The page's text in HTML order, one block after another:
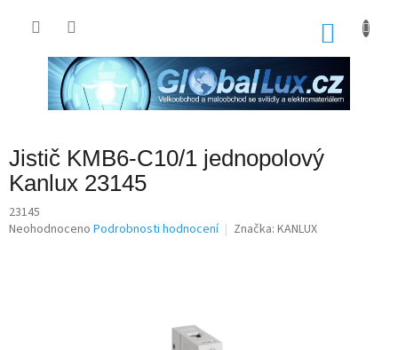
Jistič KMB6-C10/1 jednopolový
Kanlux 23145
23145
Průměrné
Neohodnoceno Podrobnosti hodnocení Značka: KANLUX